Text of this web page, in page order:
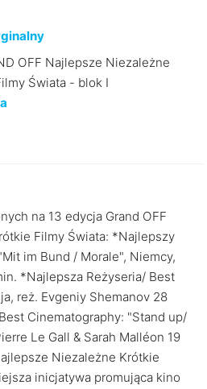
OFF Najlepsze Niezależne
Świata - blok I
na 13 edycja Grand OFF
Filmy Świata: *Najlepszy
im Bund / Morale", Niemcy,
*Najlepsza Reżyseria/ Best
reż. Evgeniy Shemanov 28
Cinematography: "Stand up/
Le Gall & Sarah Malléon 19
Niezależne Krótkie
inicjatywa promująca kino